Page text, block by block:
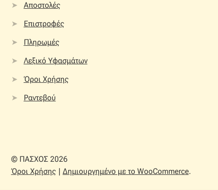
Αποστολές
Επιστροφές
Πληρωμές
Λεξικό Υφασμάτων
Όροι Χρήσης
Ραντεβού
© ΠΑΣΧΟΣ 2026
Όροι Χρήσης
Δημιουργημένο με το WooCommerce.